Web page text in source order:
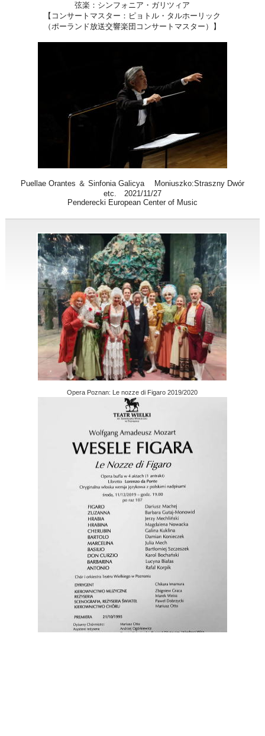
弦楽：シンフォニア・ガリツィア
【コンサートマスター：ピョトル・タルホーリック
（ポーランド放送交響楽団コンサートマスター）】
Puellae Orantes ＆ Sinfonia Galicya Moniuszko:Straszny Dwór
etc. 2021/11/27
Penderecki European Center of Music
Opera Poznan: Le nozze di Figaro 2019/2020